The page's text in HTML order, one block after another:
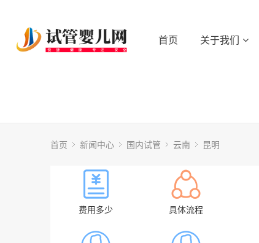
首页 关于我们
首页 新闻中心 国内试管 云南 昆明
费用多少 具体流程